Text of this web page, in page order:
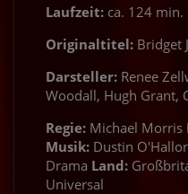
Laufzeit: ca. 124 min.
Originaltitel: Bridget
Darsteller: Renee
Woodall, Hugh Grant,
Regie: Michael Morris
Musik: Dustin
Drama Land:
Universal